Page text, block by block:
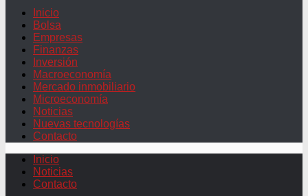
Inicio
Bolsa
Empresas
Finanzas
Inversión
Macroeconomía
Mercado inmobiliario
Microeconomía
Noticias
Nuevas tecnologías
Contacto
Inicio
Noticias
Contacto